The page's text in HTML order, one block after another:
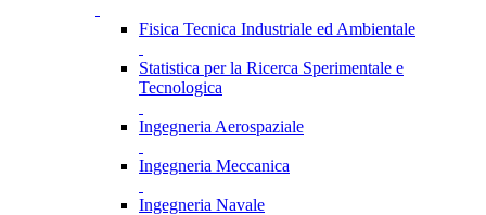
Fisica Tecnica Industriale ed Ambientale
Statistica per la Ricerca Sperimentale e
Tecnologica
Ingegneria Aerospaziale
Ingegneria Meccanica
Ingegneria Navale